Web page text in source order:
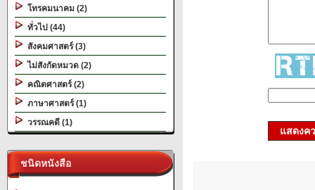
โทรคมนาคม (2)
ทั่วไป (44)
สังคมศาสตร์ (3)
ไม่สังกัดหมวด (2)
คณิตศาสตร์ (2)
ภาษาศาสตร์ (1)
วรรณคดี (1)
ชนิดหนังสือ
แสดงค